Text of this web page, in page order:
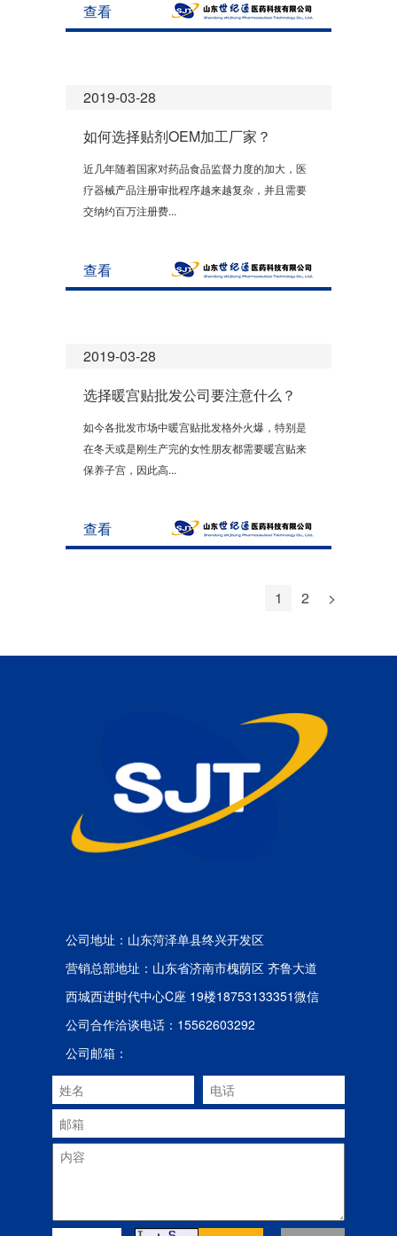
查看
2019-03-28
如何选择贴剂OEM加工厂家？
近几年随着国家对药品食品监督力度的加大，医
疗器械产品注册审批程序越来越复杂，并且需要
交纳约百万注册费...
查看
2019-03-28
选择暖宫贴批发公司要注意什么？
如今各批发市场中暖宫贴批发格外火爆，特别是
在冬天或是刚生产完的女性朋友都需要暖宫贴来
保养子宫，因此高...
查看
1 2 >
公司地址：山东菏泽单县终兴开发区
营销总部地址：山东省济南市槐荫区 齐鲁大道
西城西进时代中心C座 19楼18753133351微信
公司合作洽谈电话：15562603292
公司邮箱：